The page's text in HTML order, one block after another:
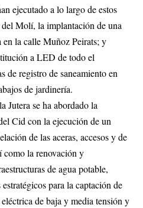
ejecutado a lo largo de estos
Molí, la implantación de una
en la calle Muñoz Peirats; y
a LED de todo el
de registro de saneamiento en
de jardinería.
Jutera se ha abordado la
Cid con la ejecución de un
de las aceras, accesos y de
como la renovación y
de agua potable,
para la captación de
de baja y media tensión y